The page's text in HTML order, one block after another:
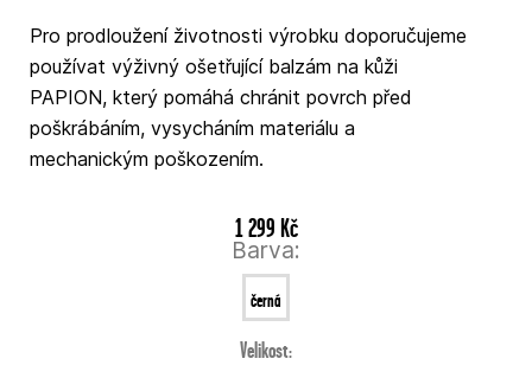
Pro prodloužení životnosti výrobku doporučujeme
používat výživný ošetřující balzám na kůži
PAPION, který pomáhá chránit povrch před
poškrábáním, vysycháním materiálu a
mechanickým poškozením.
1 299 Kč
Barva:
černá
Velikost: